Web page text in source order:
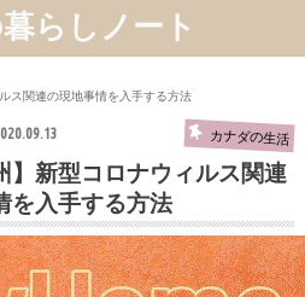
らしノート
ス関連の現地事情を入手する方法
カナダの生活
】新型コロナウィルス関連
を入手する方法